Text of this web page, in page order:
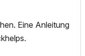
Eine Anleitung